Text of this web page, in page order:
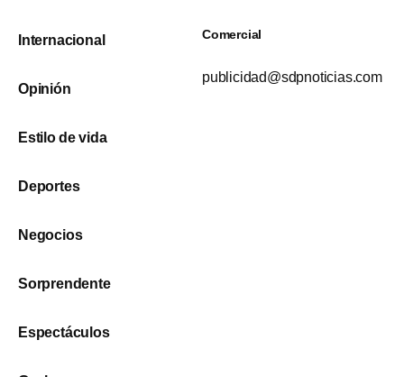
Internacional
Opinión
Estilo de vida
Deportes
Negocios
Sorprendente
Espectáculos
Comercial
publicidad@sdpnoticias.com